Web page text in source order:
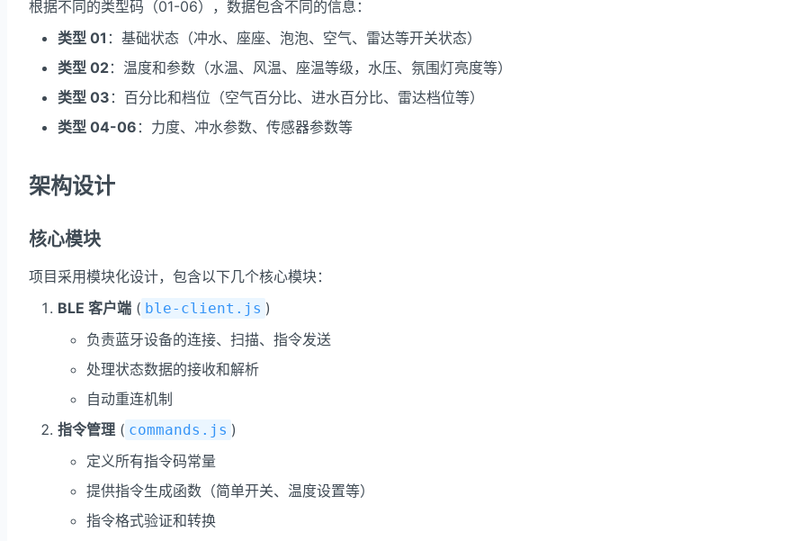
根据不同的类型码（01-06），数据包含不同的信息：
类型 01 ：基础状态（冲水、座座、泡泡、空气、雷达等开关状态）
类型 02：温度和参数（水温、风温、座温等级，水压、氛围灯亮度等）
类型 03 ：百分比和档位（空气百分比、进水百分比、雷达档位等）
类型 04-06 ：力度、冲水参数、传感器参数等
架构设计
核心模块
项目采用模块化设计，包含以下几个核心模块：
BLE 客户端 ( ble-client.js )
负责蓝牙设备的连接、扫描、指令发送
处理状态数据的接收和解析
自动重连机制
指令管理 ( commands.js )
定义所有指令码常量
提供指令生成函数（简单开关、温度设置等）
指令格式验证和转换